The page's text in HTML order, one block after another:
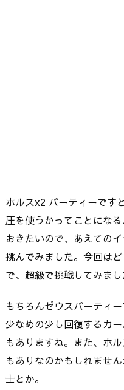
ホルスx2 パーティーです
圧を使うかってことにな
おきたいので、あえての
挑んでみました。今回は
で、超級で挑戦してみまし
もちろんゼウスパーティ
少なめの少し回復するカ
もありますね。また、ホ
もありなのかもしれませ
士とか。